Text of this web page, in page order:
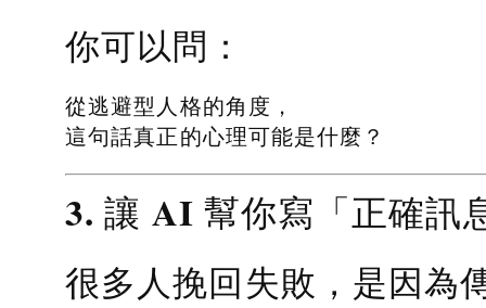
你可以問：
從逃避型人格的角度，
這句話真正的心理可能是什麼？
3. 讓 AI 幫你寫「正確訊
很多人挽回失敗，是因為